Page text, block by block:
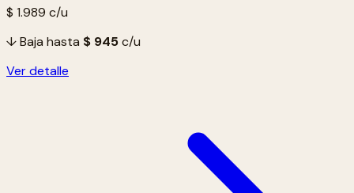
$ 1.989 c/u
↓ Baja hasta $ 945c/u
Ver detalle